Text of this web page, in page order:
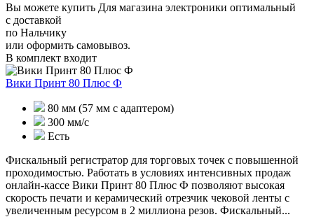
Вы можете купить Для магазина электроники оптимальный
с доставкой
по Нальчику
или оформить самовывоз.
В комплект входит
Вики Принт 80 Плюс Ф
80 мм (57 мм с адаптером)
300 мм/с
Есть
Фискальный регистратор для торговых точек с повышенной
проходимостью. Работать в условиях интенсивных продаж
онлайн-кассе Вики Принт 80 Плюс Ф позволяют высокая
скорость печати и керамический отрезчик чековой ленты с
увеличенным ресурсом в 2 миллиона резов. Фискальный...